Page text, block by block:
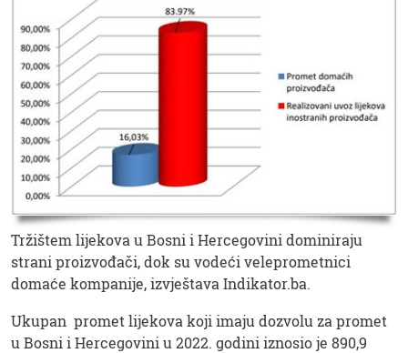
Tržištem lijekova u Bosni i Hercegovini dominiraju
strani proizvođači, dok su vodeći veleprometnici
domaće kompanije, izvještava Indikator.ba.
Ukupan promet lijekova koji imaju dozvolu za promet
u Bosni i Hercegovini u 2022. godini iznosio je 890,9